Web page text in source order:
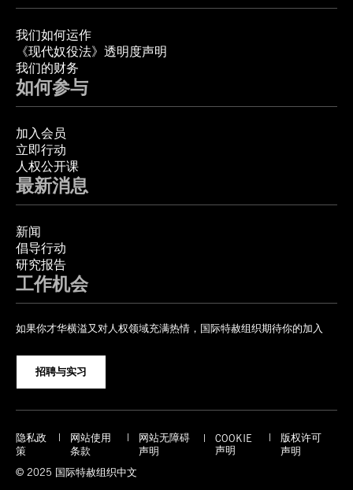
我们如何运作
《现代奴役法》透明度声明
我们的财务
如何参与
加入会员
立即行动
人权公开课
最新消息
新闻
倡导行动
研究报告
工作机会
如果你才华横溢又对人权领域充满热情，国际特赦组织期待你的加入
招聘与实习
隐私政
策
网站使用
条款
网站无障碍
声明
COOKIE
声明
版权许可
声明
© 2025 国际特赦组织中文